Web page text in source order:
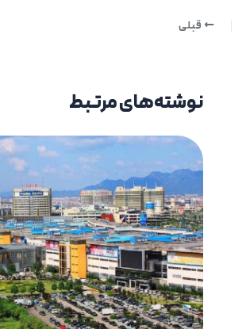
قبلی
نوشته‌های مرتبط